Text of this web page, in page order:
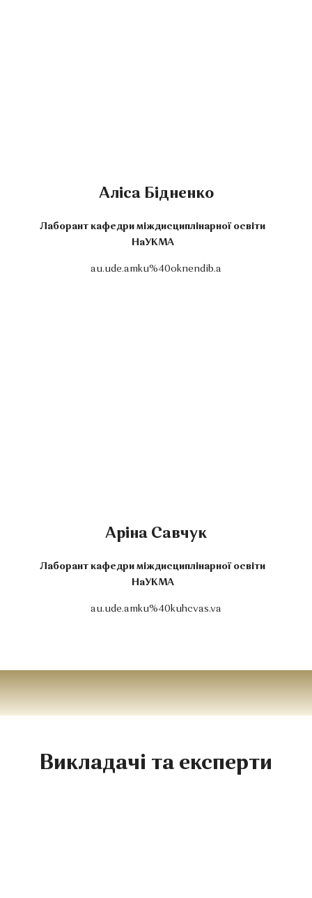
Аліса Бідненко
Лаборант кафедри міждисциплінарної освіти
НаУКМА
au.ude.amku%40oknendib.a
Аріна Савчук
Лаборант кафедри міждисциплінарної освіти
НаУКМА
au.ude.amku%40kuhcvas.va
Викладачі та експерти